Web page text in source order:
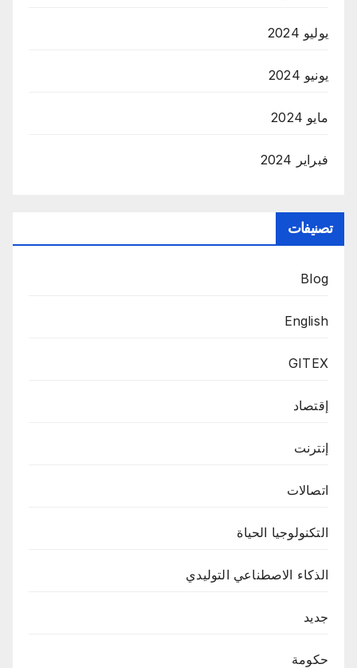
يوليو 2024
يونيو 2024
مايو 2024
فبراير 2024
تصنيفات
Blog
English
GITEX
إقتصاد
إنترنت
اتصالات
التكنولوجيا الحياة
الذكاء الاصطناعي التوليدي
جديد
حكومة